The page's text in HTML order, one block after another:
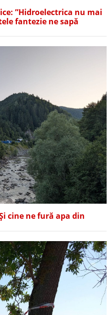
”Hidroelectrica nu mai
fantezie ne sapă
cine ne fură apa din